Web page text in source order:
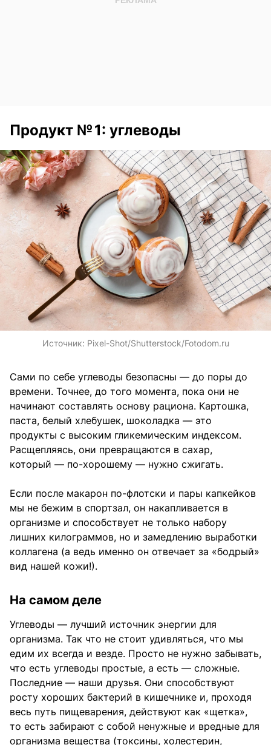
Продукт № 1: углеводы
Источник: Pixel-Shot/Shutterstock/Fotodom.ru
Сами по себе углеводы безопасны — до поры до
времени. Точнее, до того момента, пока они не
начинают составлять основу рациона. Картошка,
паста, белый хлебушек, шоколадка — это
продукты с высоким гликемическим индексом.
Расщепляясь, они превращаются в сахар,
который — по-хорошему — нужно сжигать.
Если после макарон по-флотски и пары капкейков
мы не бежим в спортзал, он накапливается в
организме и способствует не только набору
лишних килограммов, но и замедлению выработки
коллагена (а ведь именно он отвечает за «бодрый»
вид нашей кожи!).
На самом деле
Углеводы — лучший источник энергии для
организма. Так что не стоит удивляться, что мы
едим их всегда и везде. Просто не нужно забывать,
что есть углеводы простые, а есть — сложные.
Последние — наши друзья. Они способствуют
росту хороших бактерий в кишечнике и, проходя
весь путь пищеварения, действуют как «щетка»,
то есть забирают с собой ненужные и вредные для
организма вещества (токсины, холестерин,